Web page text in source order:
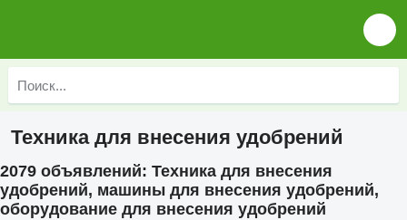
Техника для внесения удобрений
2079 объявлений: Техника для внесения
удобрений, машины для внесения удобрений,
оборудование для внесения удобрений